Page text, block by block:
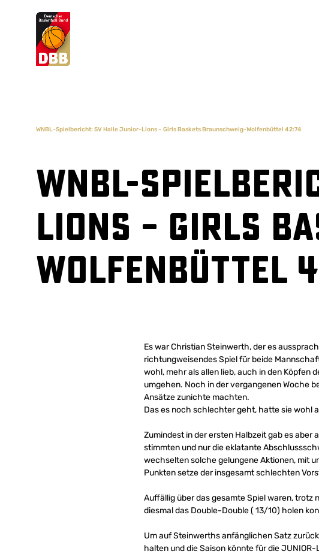
Suchvorschläge
WNBL-Spielbericht: SV Halle Junior-Lions – Girls Baskets Braunschweig-Wolfenbüttel 42:74
WNBL-
Lions – Girls
Wolfenbüttel
Es war Christian Steinwerth, der es
richtungweisendes Spiel für beide
wohl, mehr als allen lieb, auch in den Köpfen
umgehen. Noch in der vergangenen Woche
Ansätze zunichte machten.
Das es noch schlechter geht, hatte sie wohl
Zumindest in der ersten Halbzeit gab es
stimmten und nur die eklatante
wechselten solche gelungene Aktionen, mit
Punkten setze der insgesamt schlechten
Auffällig über das gesamte Spiel waren, trotz
diesmal das Double-Double ( 13/10) holen
Um auf Steinwerths anfänglichen Satz
halten und die Saison könnte für die